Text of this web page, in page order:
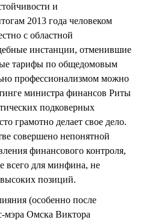
и
2013 года человеком
с областной
инстанции, отменившие
тарифы по общедомовым
профессионализмом можно
министра финансов Риты
подковерных
грамотно делает свое дело.
совершено непонятной
финансового контроля,
всего для минфина, не
позиций.
(особенно после
мэра Омска Виктора